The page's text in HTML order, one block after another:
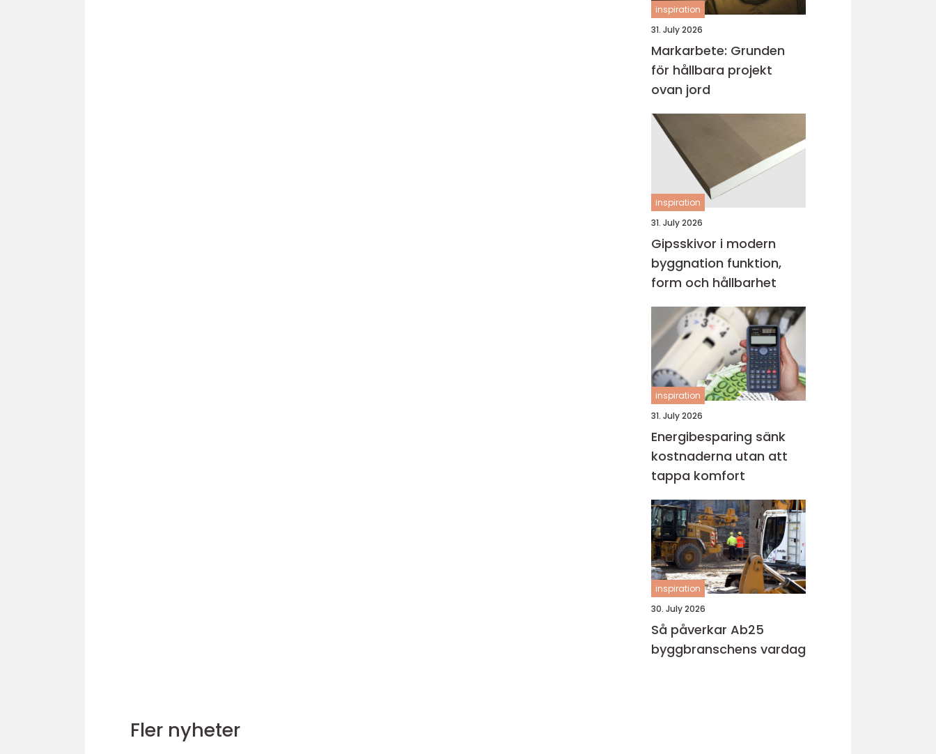
inspiration
31. July 2026
Markarbete: Grunden
för hållbara projekt
ovan jord
inspiration
31. July 2026
Gipsskivor i modern
byggnation funktion,
form och hållbarhet
inspiration
31. July 2026
Energibesparing sänk
kostnaderna utan att
tappa komfort
inspiration
30. July 2026
Så påverkar Ab25
byggbranschens vardag
Fler nyheter